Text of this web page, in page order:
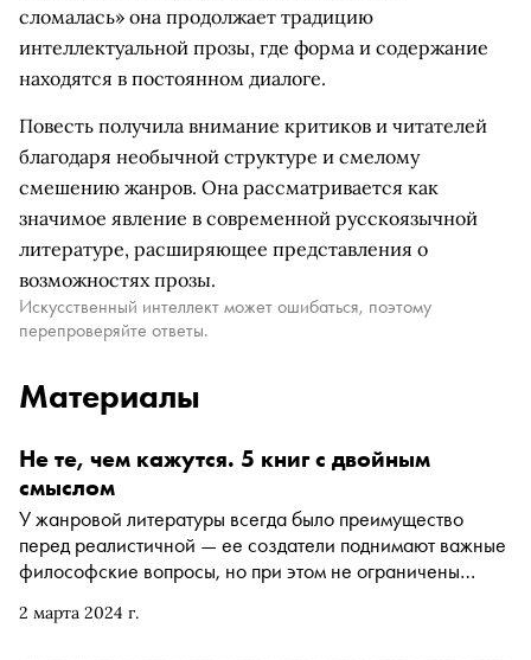
сломалась» она продолжает традицию
интеллектуальной прозы, где форма и содержание
находятся в постоянном диалоге.
Повесть получила внимание критиков и читателей
благодаря необычной структуре и смелому
смешению жанров. Она рассматривается как
значимое явление в современной русскоязычной
литературе, расширяющее представления о
возможностях прозы.
Искусственный интеллект может ошибаться, поэтому
перепроверяйте ответы.
Материалы
2 марта 2024 г.
Не те, чем кажутся. 5 книг с двойным
смыслом
У жанровой литературы всегда было преимущество
перед реалистичной — ее создатели поднимают важные
философские вопросы, но при этом не ограничены
(Закрытая компания с ограниченной ответственностью